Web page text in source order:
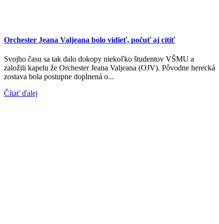
Orchester Jeana Valjeana bolo vidieť, počuť aj cítiť
Svojho času sa tak dalo dokopy niekoľko študentov VŠMU a
založili kapelu že Orchester Jeana Valjeana (OJV). Pôvodne herecká
zostava bola postupne doplnená o...
Čítať ďalej